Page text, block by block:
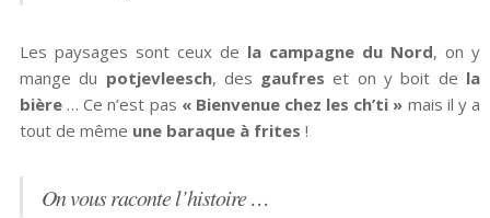
Les paysages sont ceux de la campagne du Nord, on y
mange du potjevleesch, des gaufres et on y boit de la
bière… Ce n’est pas « Bienvenue chez les ch’ti » mais il y a
tout de même une baraque à frites !
On vous raconte l’histoire …